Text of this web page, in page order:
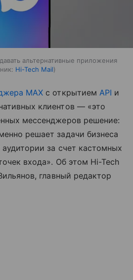
альтернативные приложения
Hi-Tech Mail
MAX с открытием API и
клиентов — «это
мессенджеров решение:
решает задачи бизнеса
за счет кастомных
входа». Об этом Hi-Tech
главный редактор